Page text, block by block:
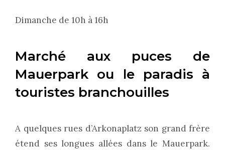
Dimanche de 10h à 16h
Marché aux puces de
Mauerparkou le paradis à
touristes branchouilles
A quelques rues d’Arkonaplatz son grand frère
étend ses longues allées dans le Mauerpark.